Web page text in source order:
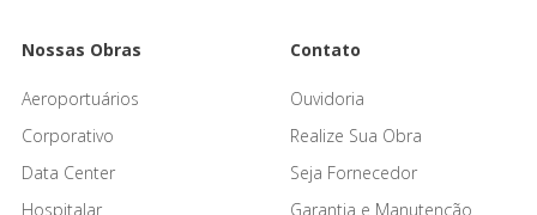
Nossas Obras
Aeroportuários
Corporativo
Data Center
Hospitalar
Contato
Ouvidoria
Realize Sua Obra
Seja Fornecedor
Garantia e Manutenção